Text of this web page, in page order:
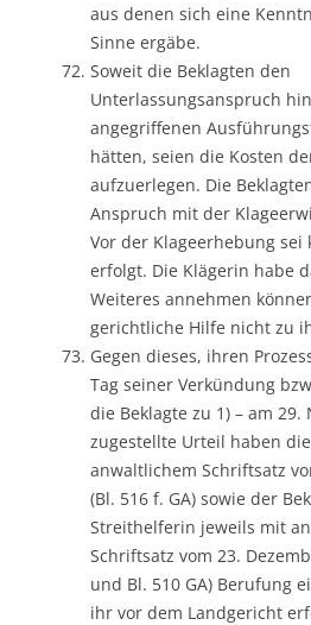
aus denen sich eine
Sinne ergäbe.
Soweit die Beklagten den
Unterlassungsanspruch
angegriffenen
hätten, seien die Kosten
aufzuerlegen. Die
Anspruch mit der
Vor der Klageerhebung sei
erfolgt. Die Klägerin habe
Weiteres annehmen
gerichtliche Hilfe nicht zu
Gegen dieses, ihren
Tag seiner Verkündung
die Beklagte zu 1) – am 29.
zugestellte Urteil haben
anwaltlichem Schriftsatz
(Bl. 516 f. GA) sowie der
Streithelferin jeweils mit
Schriftsatz vom 23.
und Bl. 510 GA) Berufung
ihr vor dem Landgericht